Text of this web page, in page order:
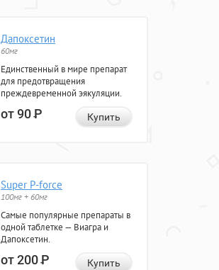
Дапоксетин
60мг
Единственный в мире препарат
для предотвращения
преждевременной эякуляции.
от 90Р Купить
Super P-force
100мг + 60мг
Самые популярные препараты в
одной таблетке — Виагра и
Дапоксетин.
от 200Р Купить